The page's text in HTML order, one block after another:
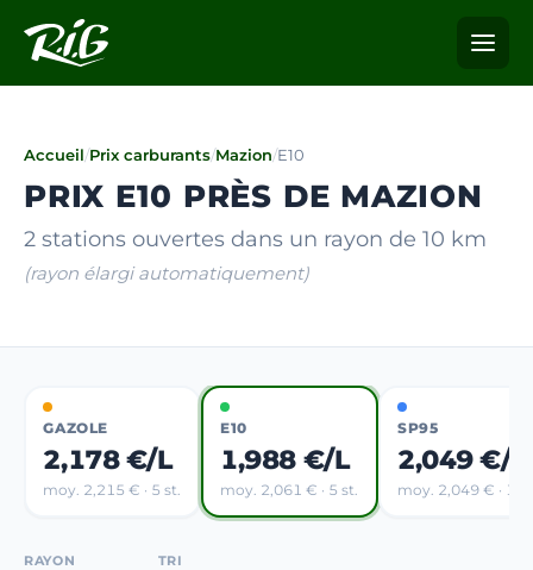
Accueil/Prix carburants/Mazion/E10
PRIX E10 PRÈS DE MAZION
2 stations ouvertes dans un rayon de 10 km
(rayon élargi automatiquement)
GAZOLE
2,178 €/L
moy. 2,215 € · 5 st.
E10
1,988 €/L
moy. 2,061 € · 5 st.
SP95
2,049 €/L
moy. 2,049 € · 1
RAYON TRI